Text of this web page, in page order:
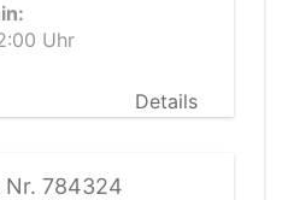
Uhr
Details
784324